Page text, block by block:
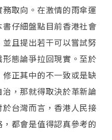
取向。在激情的雨傘運
仔細盤點目前香港社會
且提出若干可以嘗試努
態論爭拉回現實。至於
正其中的不一致或是缺
，那就得取決於革新論
台灣而言，香港人民接
都會是值得認真參考的